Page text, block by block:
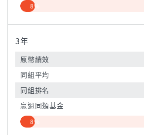
8%
3年
原幣績效
同組平均
同組排名
贏過同類基金
8%